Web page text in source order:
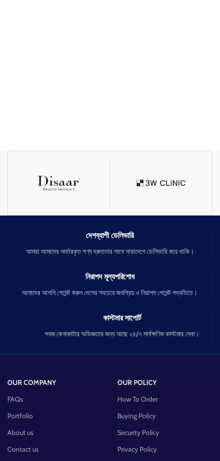
দেশব্যাপী ডেলিভারি
আমরা আমাদের অর্ডারকৃত পণ্য দ্রুততার সাথে সারাদেশে ডেলিভারি করে থাকি।
নিরাপদ মূল্যপরিশোধ
আমাদের আপনি পেমেন্ট করুন দেশের সবচেয়ে জনপ্রিয় ও নিরাপদ পেমেন্ট পদ্ধতিতে।
কাস্টমার সাপোর্ট
সহজ কেনাকাটার অভিজ্ঞতার জন্য আছে ২৪/৭ সার্বক্ষণিক কাস্টমার সেবা।
OUR COMPANY
FAQs
Portfolio
About us
Contact us
OUR POLICY
How To Order
Buying Policy
Security Policy
Privacy Policy